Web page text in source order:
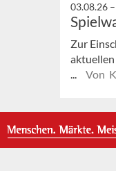
03.08.26 –
Zur
aktuellen
...
Von